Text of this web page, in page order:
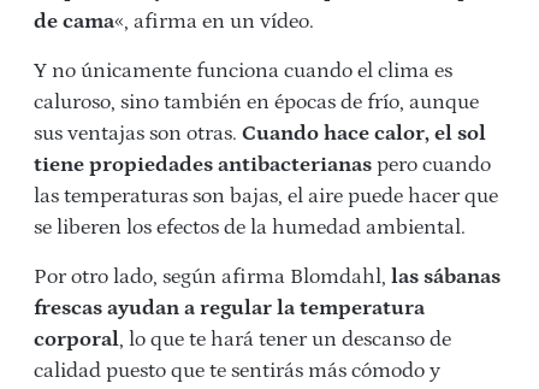
de cama«, afirma en un vídeo.
Y no únicamente funciona cuando el clima es
caluroso, sino también en épocas de frío, aunque
sus ventajas son otras. Cuando hace calor, el sol
tiene propiedades antibacterianas pero cuando
las temperaturas son bajas, el aire puede hacer que
se liberen los efectos de la humedad ambiental.
Por otro lado, según afirma Blomdahl, las sábanas
frescas ayudan a regular la temperatura
corporal, lo que te hará tener un descanso de
calidad puesto que te sentirás más cómodo y